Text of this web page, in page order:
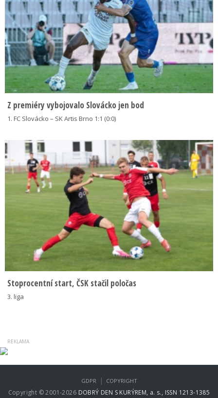
Z premiéry vybojovalo Slovácko jen bod
1. FC Slovácko – SK Artis Brno 1:1 (0:0)
Stoprocentní start, ČSK stačil poločas
3. liga
Copyright © 2001-2026 DOBRÝ DEN S KURÝREM, a. s., ISSN 1213-1385
GDPR | COPYRIGHT